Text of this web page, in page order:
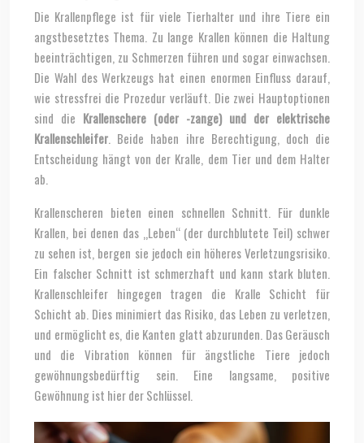
Die Krallenpflege ist für viele Tierhalter und ihre Tiere ein
angstbesetztes Thema. Zu lange Krallen können die Haltung
beeinträchtigen, zu Schmerzen führen und sogar einwachsen.
Die Wahl des Werkzeugs hat einen enormen Einfluss darauf,
wie stressfrei die Prozedur verläuft. Die zwei Hauptoptionen
sind die Krallenschere (oder -zange) und der elektrische
Krallenschleifer . Beide haben ihre Berechtigung, doch die
Entscheidung hängt von der Kralle, dem Tier und dem Halter
ab.
Krallenscheren bieten einen schnellen Schnitt. Für dunkle
Krallen, bei denen das „Leben“ (der durchblutete Teil) schwer
zu sehen ist, bergen sie jedoch ein höheres Verletzungsrisiko.
Ein falscher Schnitt ist schmerzhaft und kann stark bluten.
Krallenschleifer hingegen tragen die Kralle Schicht für
Schicht ab. Dies minimiert das Risiko, das Leben zu verletzen,
und ermöglicht es, die Kanten glatt abzurunden. Das Geräusch
und die Vibration können für ängstliche Tiere jedoch
gewöhnungsbedürftig sein. Eine langsame, positive
Gewöhnung ist hier der Schlüssel.